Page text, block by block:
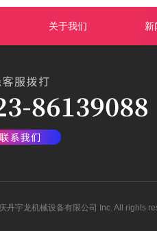
关于我们 新
丹宇龙机械设备有限公司 Inc. All rights